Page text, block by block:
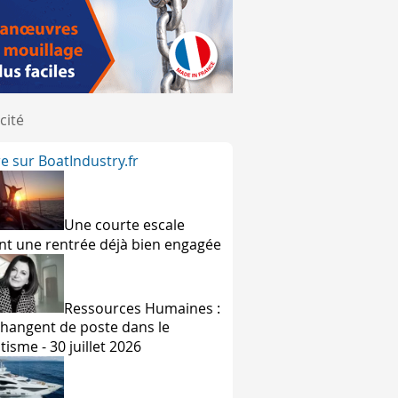
la maintient baissée à l'aide du va-et-vient pendant
le bateau au grand largue, à 140/145° du vent.
retroussant la chaussette à l'aide du bout de va-et-
haut.
et-vient.
de mât.
sur BoatIndustry.fr
Une courte escale
une rentrée déjà bien engagée
Ressources Humaines :
de poste dans le
- 30 juillet 2026